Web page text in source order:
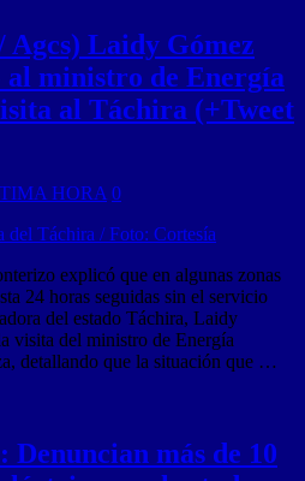
Laidy Gómez
al ministro de Energía
al Táchira (+Tweet
HORA 0
explicó que en algunas zonas
24 horas seguidas sin el servicio
del estado Táchira, Laidy
visita del ministro de Energía
detallando que la situación que …
más de 10